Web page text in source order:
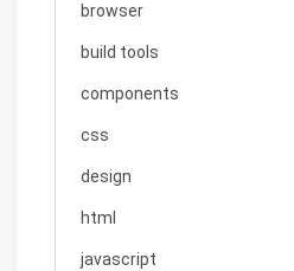
browser
build tools
components
css
design
html
javascript